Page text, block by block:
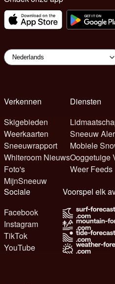
Verkennen
Skigebieden
Weerkaarten
Sneeuwrapport
Whiteroom Nieuws
Foto's
MijnSneeuw
Diensten
Sneeuw
Mobiele
Ooggetuige
Weer Feeds
Sociale
Facebook
Instagram
TikTok
YouTube
Voorspel elk